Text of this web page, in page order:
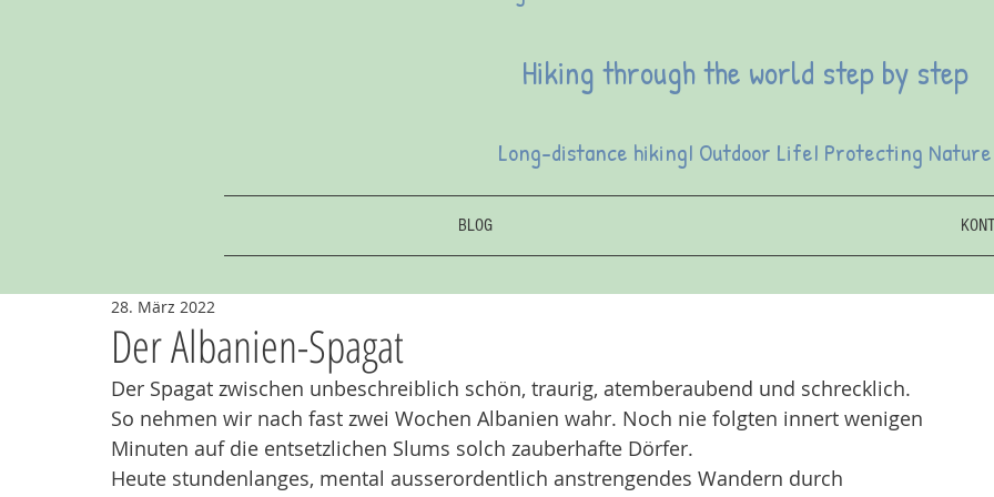
Hiking through the world step by step
Long-distance hikingI Outdoor LifeI Protecting Nature
BLOG
Der Albanien-Spagat
28. März 2022
Der Spagat zwischen unbeschreiblich schön, traurig, atemberaubend und schrecklich.
So nehmen wir nach fast zwei Wochen Albanien wahr. Noch nie folgten innert wenigen
Minuten auf die entsetzlichen Slums solch zauberhafte Dörfer.
Heute stundenlanges, mental ausserordentlich anstrengendes Wandern durch